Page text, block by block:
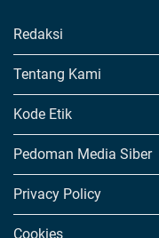
Redaksi
Tentang Kami
Kode Etik
Pedoman Media Siber
Privacy Policy
Cookies